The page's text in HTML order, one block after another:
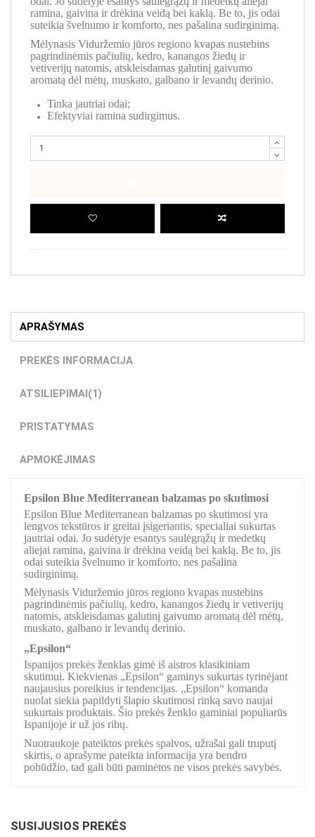
ramina, gaivina ir drėkina veidą bei kaklą. Be to, jis odai
suteikia švelnumo ir komforto, nes pašalina sudirginimą.
Mėlynasis Viduržemio jūros regiono kvapas nustebins
pagrindinėmis pačiulių, kedro, kanangos žiedų ir
vetiverijų natomis, atskleisdamas galutinį gaivumo
aromatą dėl mėtų, muskato, galbano ir levandų derinio.
Tinka jautriai odai;
Efektyviai ramina sudirgimus.
APRAŠYMAS
PREKĖS INFORMACIJA
ATSILIEPIMAI(1)
PRISTATYMAS
APMOKĖJIMAS
Epsilon Blue Mediterranean balzamas po skutimosi
Epsilon Blue Mediterranean balzamas po skutimosi yra
lengvos tekstūros ir greitai įsigeriantis, specialiai sukurtas
jautriai odai. Jo sudėtyje esantys saulėgrąžų ir medetkų
aliejai ramina, gaivina ir drėkina veidą bei kaklą. Be to, jis
odai suteikia švelnumo ir komforto, nes pašalina
sudirginimą.
Mėlynasis Viduržemio jūros regiono kvapas nustebins
pagrindinėmis pačiulių, kedro, kanangos žiedų ir vetiverijų
natomis, atskleisdamas galutinį gaivumo aromatą dėl mėtų,
muskato, galbano ir levandų derinio.
„Epsilon“
Ispanijos prekės ženklas gimė iš aistros klasikiniam
skutimui. Kiekvienas „Epsilon“ gaminys sukurtas tyrinėjant
naujausius poreikius ir tendencijas. „Epsilon“ komanda
nuolat siekia papildyti šlapio skutimosi rinką savo naujai
sukurtais produktais. Šio prekės ženklo gaminiai populiarūs
Ispanijoje ir už jos ribų.
Nuotraukoje pateiktos prekės spalvos, užrašai gali truputį
skirtis, o aprašyme pateikta informacija yra bendro
pobūdžio, tad gali būti paminėtos ne visos prekės savybės.
SUSIJUSIOS PREKĖS